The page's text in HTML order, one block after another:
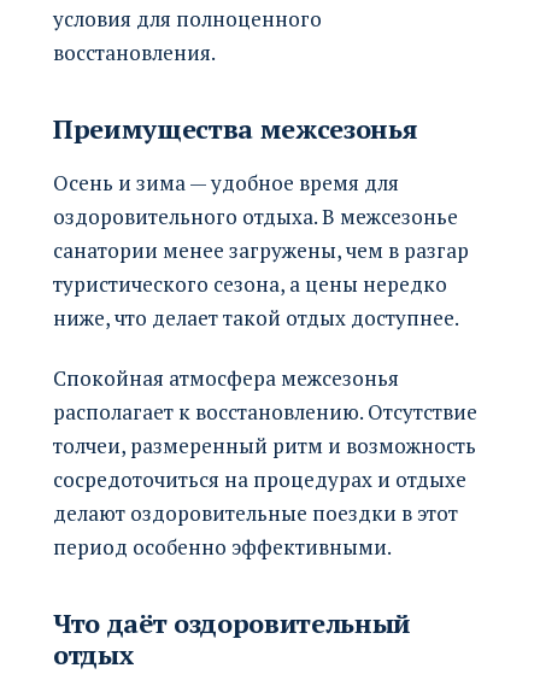
условия для полноценного
восстановления.
Преимущества межсезонья
Осень и зима — удобное время для
оздоровительного отдыха. В межсезонье
санатории менее загружены, чем в разгар
туристического сезона, а цены нередко
ниже, что делает такой отдых доступнее.
Спокойная атмосфера межсезонья
располагает к восстановлению. Отсутствие
толчеи, размеренный ритм и возможность
сосредоточиться на процедурах и отдыхе
делают оздоровительные поездки в этот
период особенно эффективными.
Что даёт оздоровительный
отдых